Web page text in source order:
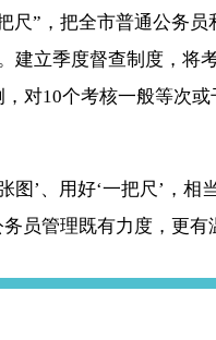
”，把全市普通公务员
建立季度督查制度，
对10个考核一般等次
’、用好‘一把尺’，相
员管理既有力度，更